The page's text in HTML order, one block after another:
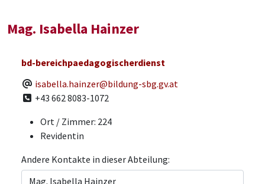
Mag. Isabella Hainzer
bd-bereichpaedagogischerdienst
E-Mail
isabella.hainzer@bildung-sbg.gv.at
Telefon
+43 662 8083-1072
Ort / Zimmer: 224
Revidentin
Andere Kontakte in dieser Abteilung: